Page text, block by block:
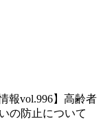
報vol.996】高齢者
の防止について